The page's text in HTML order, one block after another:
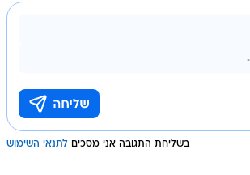
בשליחת התגובה אני מסכים לתנאי השימוש